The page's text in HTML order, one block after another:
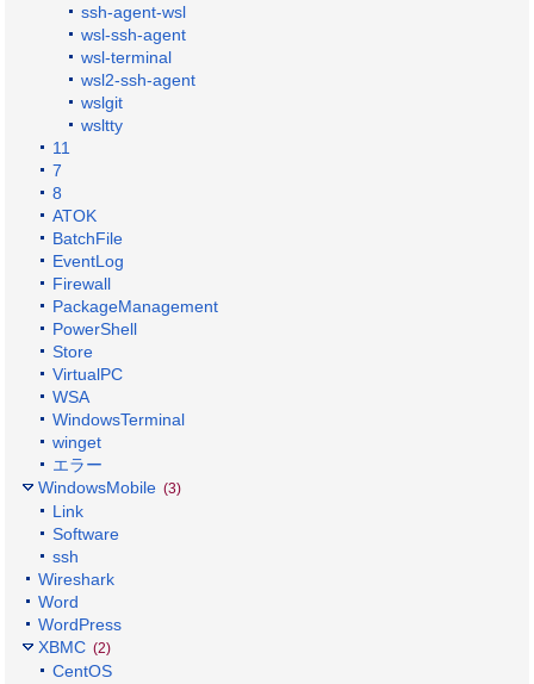
ssh-agent-wsl
wsl-ssh-agent
wsl-terminal
wsl2-ssh-agent
wslgit
wsltty
11
7
8
ATOK
BatchFile
EventLog
Firewall
PackageManagement
PowerShell
Store
VirtualPC
WSA
WindowsTerminal
winget
エラー
WindowsMobile (3)
Link
Software
ssh
Wireshark
Word
WordPress
XBMC (2)
CentOS